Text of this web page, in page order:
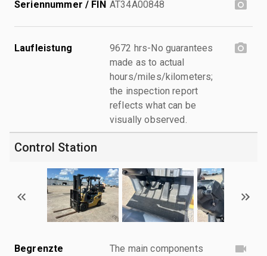
Seriennummer / FIN AT34A00848
Laufleistung
9672 hrs-No guarantees
made as to actual
hours/miles/kilometers;
the inspection report
reflects what can be
visually observed.
Control Station
Begrenzte
The main components